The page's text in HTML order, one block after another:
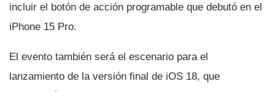
incluir el botón de acción programable que debutó en el
iPhone 15 Pro.
El evento también será el escenario para el
lanzamiento de la versión final de iOS 18, que